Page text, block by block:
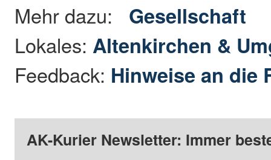
Mehr dazu: Gesellschaft
Lokales: Altenkirchen &
Feedback: Hinweise an die
AK-Kurier Newsletter: Immer